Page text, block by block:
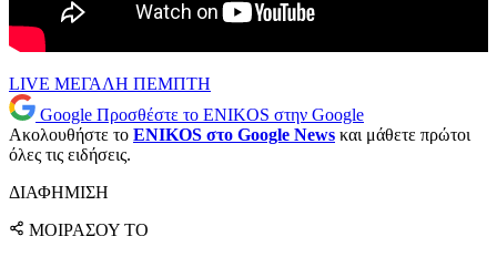
LIVE ΜΕΓΑΛΗ ΠΕΜΠΤΗ
Google Προσθέστε το ENIKOS στην Google
Ακολουθήστε το ENIKOS στο Google News και μάθετε πρώτοι
όλες τις ειδήσεις.
ΔΙΑΦΗΜΙΣΗ
ΜΟΙΡΑΣΟΥ ΤΟ